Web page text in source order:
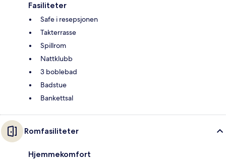
Fasiliteter
Safe i resepsjonen
Takterrasse
Spillrom
Nattklubb
3 boblebad
Badstue
Bankettsal
Romfasiliteter
Hjemmekomfort